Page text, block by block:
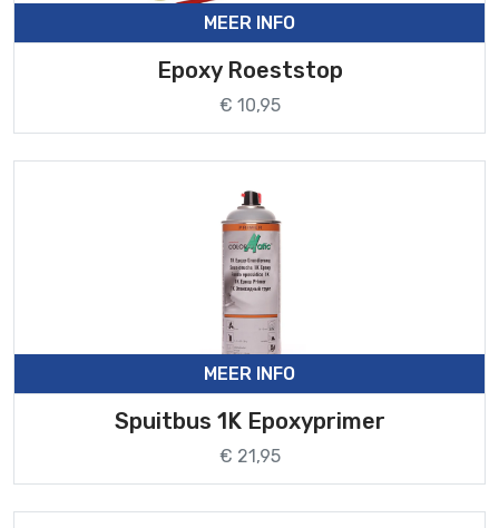
MEER INFO
Epoxy Roeststop
€ 10,95
MEER INFO
Spuitbus 1K Epoxyprimer
€ 21,95